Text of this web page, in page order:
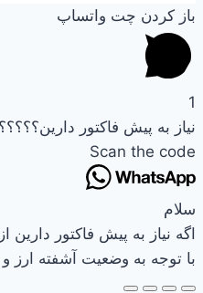
باز کردن چت واتساپ
1
نیاز به پیش فاکتور دارین؟؟؟؟؟
Scan the code
سلام
اگه نیاز به پیش فاکتور
با توجه به وضعیت آشفته ارز